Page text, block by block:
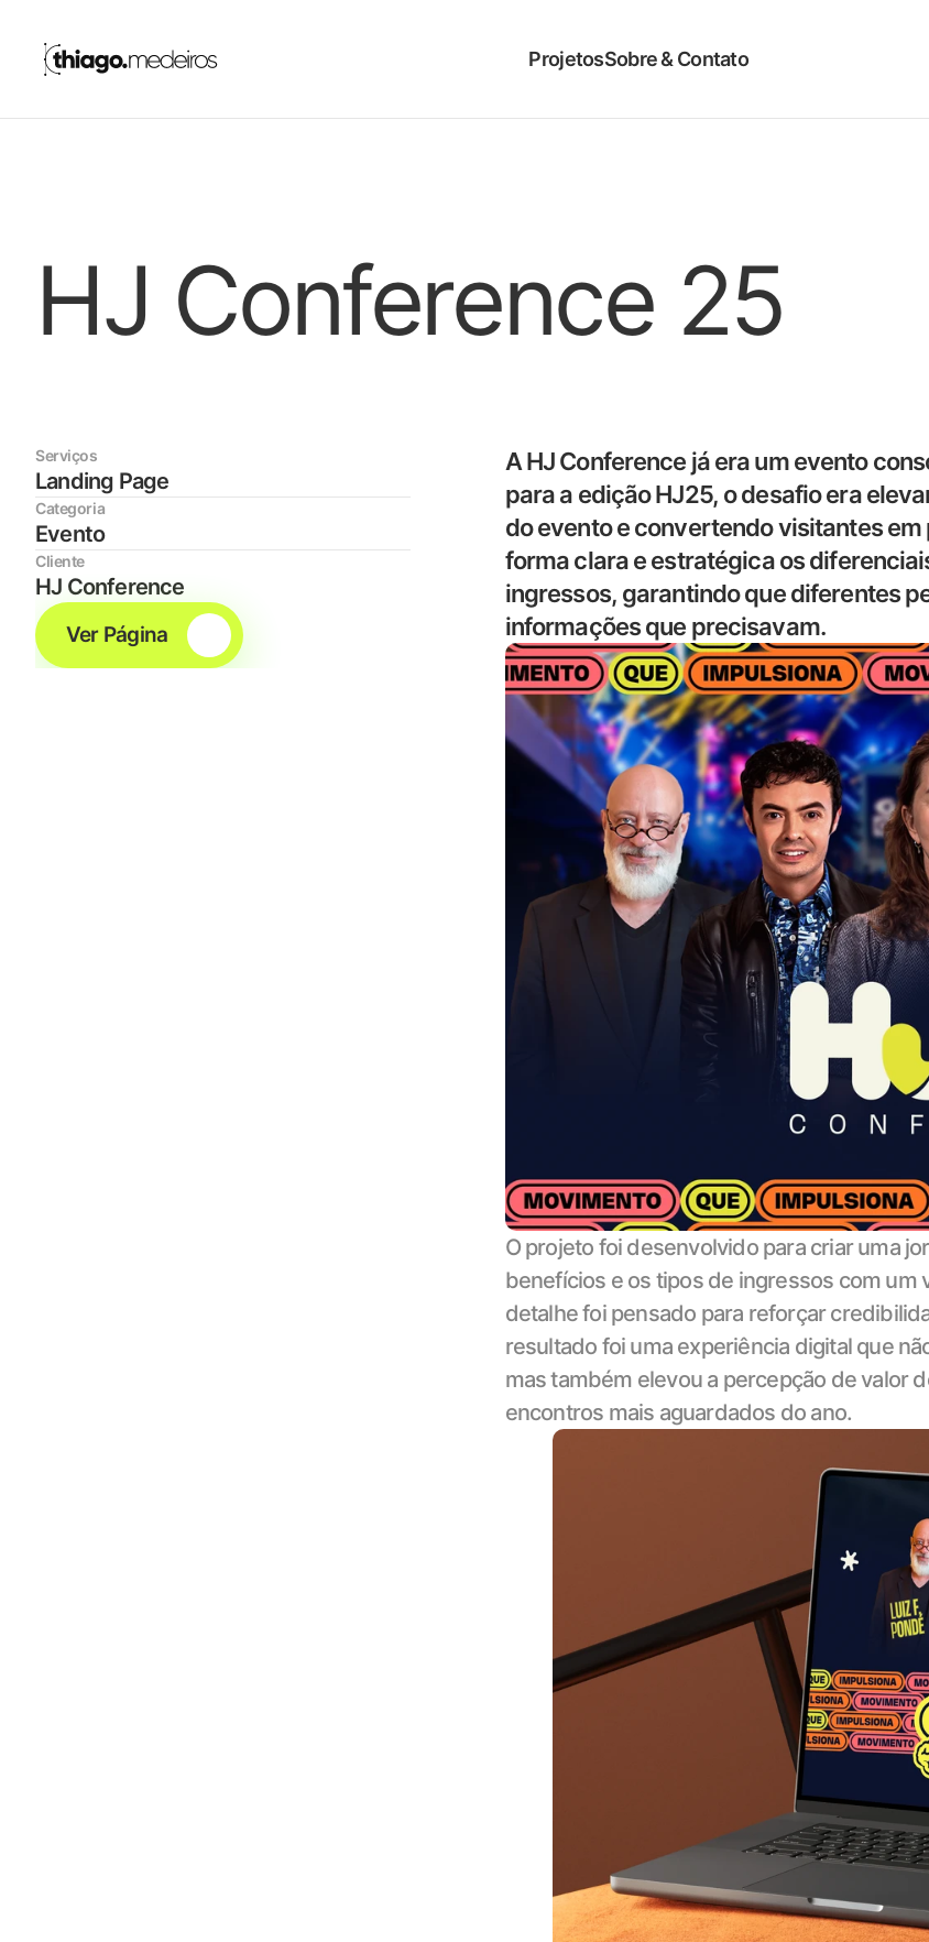
ProjetosSobre & Contato
HJ Conference 25
Serviços
Landing Page
Categoria
Evento
Cliente
HJ Conference
Ver Página
A HJ Conference já era um evento
para a edição HJ25, o desafio era
do evento e convertendo visitantes
forma clara e estratégica os
ingressos, garantindo que diferentes
informações que precisavam.
O projeto foi desenvolvido para criar uma
benefícios e os tipos de ingressos com um
detalhe foi pensado para reforçar
resultado foi uma experiência digital que
mas também elevou a percepção de valor
encontros mais aguardados do ano.